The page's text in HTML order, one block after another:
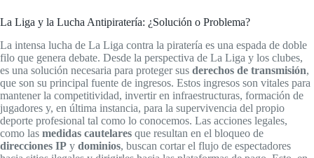
La Liga y la Lucha Antipiratería: ¿Solución o Problema?
La intensa lucha de La Liga contra la piratería es una espada de doble
filo que genera debate. Desde la perspectiva de La Liga y los clubes,
es una solución necesaria para proteger sus derechos de transmisión,
que son su principal fuente de ingresos. Estos ingresos son vitales para
mantener la competitividad, invertir en infraestructuras, formación de
jugadores y, en última instancia, para la supervivencia del propio
deporte profesional tal como lo conocemos. Las acciones legales,
como las medidas cautelares que resultan en el bloqueo de
direcciones IP y dominios, buscan cortar el flujo de espectadores